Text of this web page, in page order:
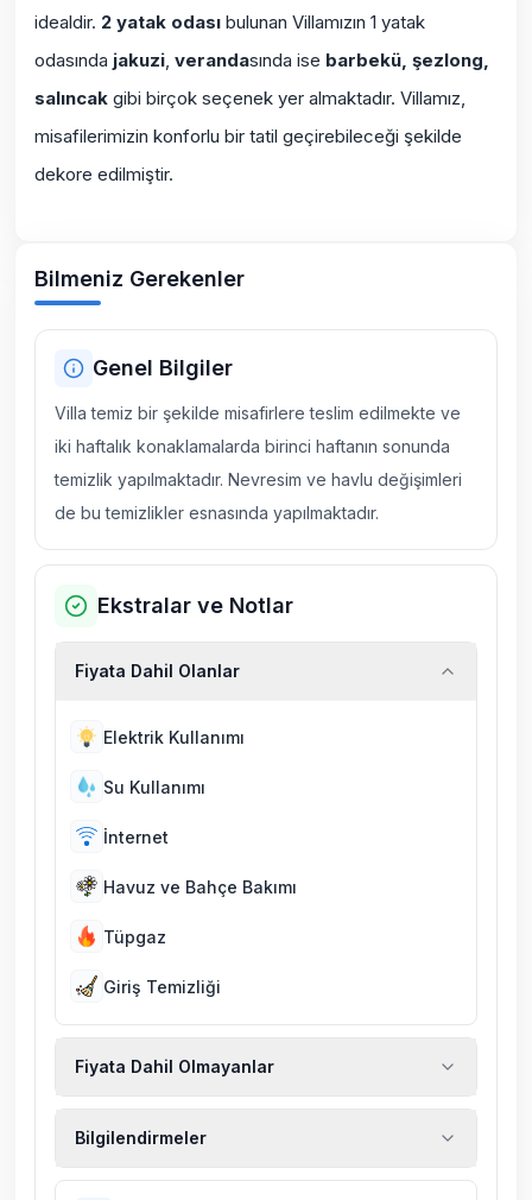
idealdir. 2 yatak odası bulunan Villamızın 1 yatak
odasında jakuzi, verandasında ise barbekü, şezlong,
salıncak gibi birçok seçenek yer almaktadır. Villamız,
misafilerimizin konforlu bir tatil geçirebileceği şekilde
dekore edilmiştir.
Bilmeniz Gerekenler
Genel Bilgiler
Villa temiz bir şekilde misafirlere teslim edilmekte ve
iki haftalık konaklamalarda birinci haftanın sonunda
temizlik yapılmaktadır. Nevresim ve havlu değişimleri
de bu temizlikler esnasında yapılmaktadır.
Ekstralar ve Notlar
Fiyata Dahil Olanlar
Elektrik Kullanımı
Su Kullanımı
İnternet
Havuz ve Bahçe Bakımı
Tüpgaz
Giriş Temizliği
Fiyata Dahil Olmayanlar
sigortaları fiyatlara dahil değildir.
Bilgilendirmeler